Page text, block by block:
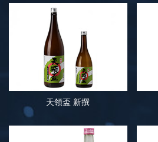
天領盃 新撰